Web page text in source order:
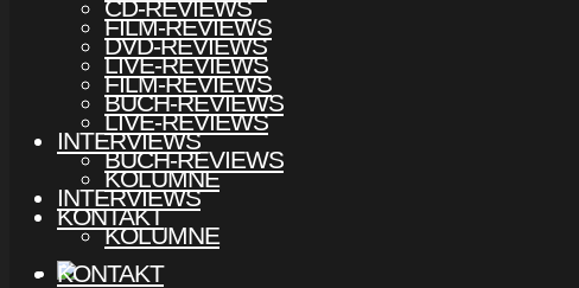
FILM-REVIEWS
LIVE-REVIEWS
BUCH-REVIEWS
INTERVIEWS
KOLUMNE
KONTAKT
CD-REVIEWS
DVD-REVIEWS
FILM-REVIEWS
LIVE-REVIEWS
BUCH-REVIEWS
INTERVIEWS
KOLUMNE
KONTAKT